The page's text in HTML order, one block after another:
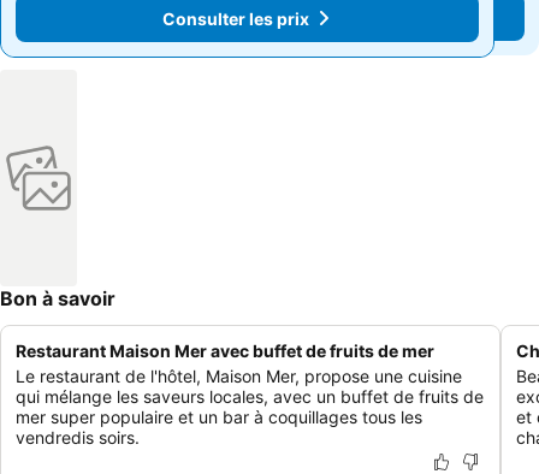
Consulter les prix
Consulter les prix
Bon à savoir
Restaurant Maison Mer avec buffet de fruits de mer
Le restaurant de l'hôtel, Maison Mer, propose une cuisine
qui mélange les saveurs locales, avec un buffet de fruits de
mer super populaire et un bar à coquillages tous les
vendredis soirs.
et